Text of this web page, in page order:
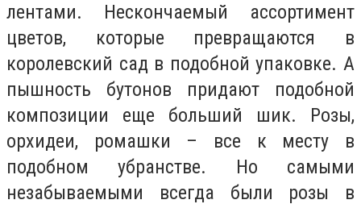
лентами. Нескончаемый ассортимент
цветов, которые превращаются в
королевский сад в подобной упаковке. А
пышность бутонов придают подобной
композиции еще больший шик. Розы,
орхидеи, ромашки – все к месту в
подобном убранстве. Но самыми
незабываемыми всегда были розы в